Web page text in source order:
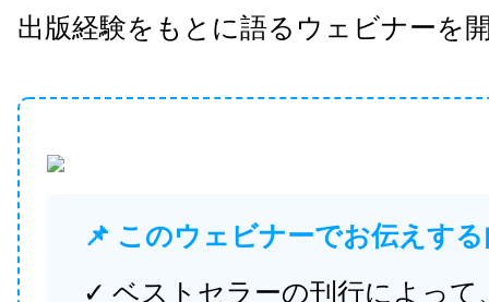
出版経験をもとに語るウェビナーを
📌 このウェビナーでお伝えす
✓ ベストセラーの刊行によって